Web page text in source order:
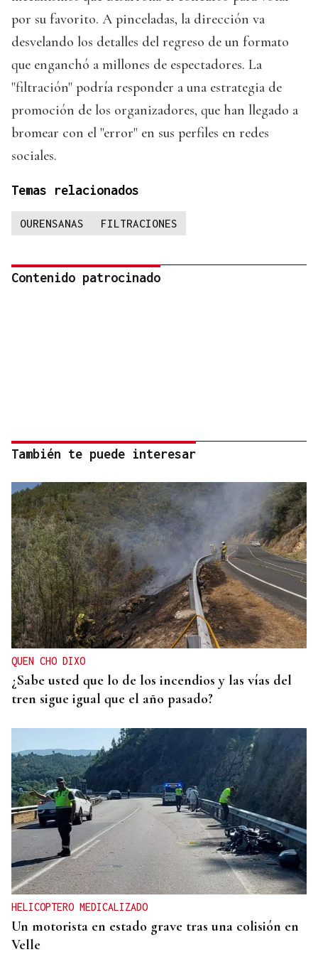
por su favorito. A pinceladas, la dirección va
desvelando los detalles del regreso de un formato
que enganchó a millones de espectadores. La
"filtración" podría responder a una estrategia de
promoción de los organizadores, que han llegado a
bromear con el "error" en sus perfiles en redes
sociales.
Temas relacionados
OURENSANAS FILTRACIONES
Contenido patrocinado
También te puede interesar
QUEN CHO DIXO
¿Sabe usted que lo de los incendios y las vías del
tren sigue igual que el año pasado?
HELICOPTERO MEDICALIZADO
Un motorista en estado grave tras una colisión en
Velle